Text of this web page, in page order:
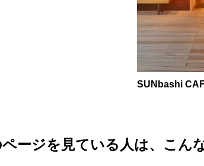
SUNbashi
ージを見ている人は、 こん